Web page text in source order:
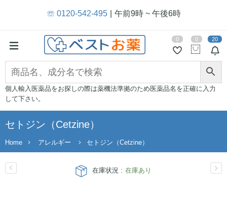
☏ 0120-542-495 午前9時 ~ 午後6時
20
0 0
個人輸入医薬品をお探しの際は薬機法準拠のため医薬品名を正確に入力
して下さい。
セトジン（Cetzine）
Home アレルギー セトジン（Cetzine）
在庫状況 : 在庫あり